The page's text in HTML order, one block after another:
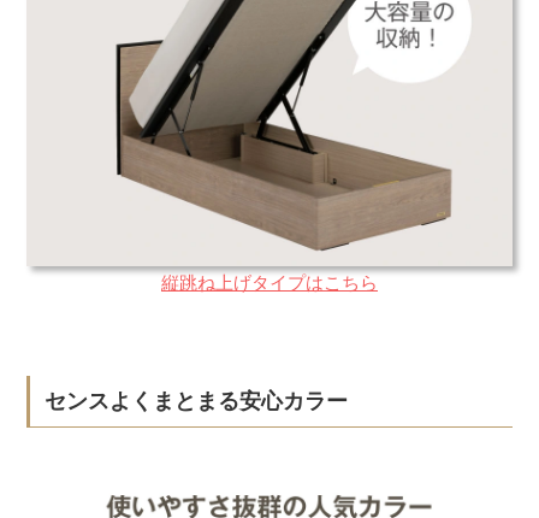
縦跳ね上げタイプはこちら
センスよくまとまる安心カラー